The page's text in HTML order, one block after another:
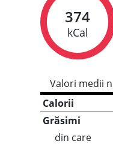
374
kCal
Valori medii
Calorii
Grăsimi
din care